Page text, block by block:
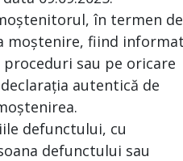
în termen de
moștenire, fiind informat
sau pe oricare
autentică de
defunctului, cu
defunctului sau